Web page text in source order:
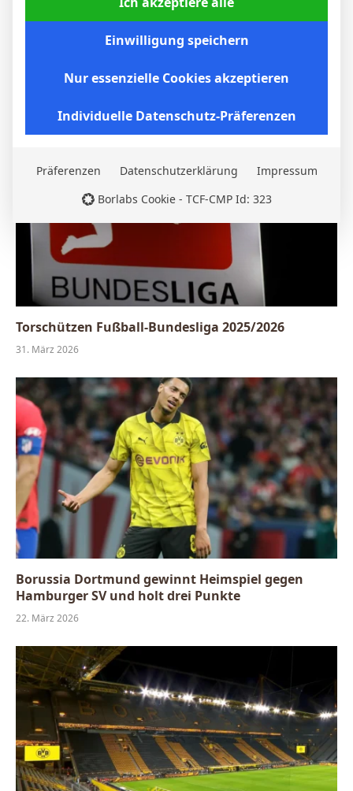
Stuttgart: BVB setzt sich 2:0 durch
Torschützen Fußball-Bundesliga 2025/2026
31. März 2026
Borussia Dortmund gewinnt Heimspiel gegen
Hamburger SV und holt drei Punkte
22. März 2026
Einwilligung speichern
Nur essenzielle Cookies akzeptieren
Individuelle Datenschutz-Präferenzen
Präferenzen Datenschutzerklärung
Impressum
Borlabs Cookie - TCF-CMP Id: 323